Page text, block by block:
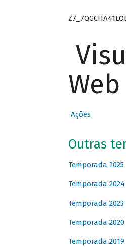
Web
Ações
Outras
Temporada 2025
Temporada 2024
Temporada 2023
Temporada 2020
Temporada 2019